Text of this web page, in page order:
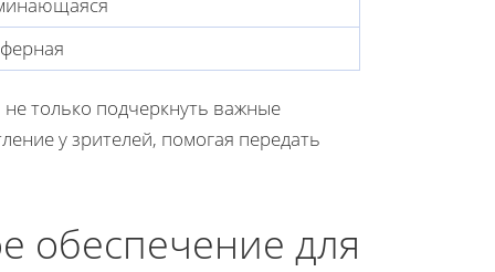
только подчеркнуть важные
у зрителей, помогая передать
обеспечение для